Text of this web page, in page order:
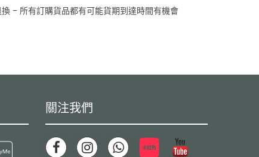
- 所有訂購貨品都有可能貨期到達時間有機會
關注我們